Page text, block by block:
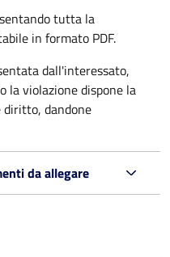
tutta la
in formato PDF.
dall'interessato,
la violazione dispone la
dandone
da allegare